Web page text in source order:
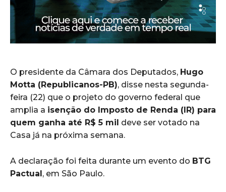
O presidente da Câmara dos Deputados, Hugo
Motta (Republicanos-PB), disse nesta segunda-
feira (22) que o projeto do governo federal que
amplia a isenção do Imposto de Renda (IR) para
quem ganha até R$ 5 mil deve ser votado na
Casa já na próxima semana.
A declaração foi feita durante um evento do BTG
Pactual , em São Paulo.